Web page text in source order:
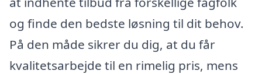
og finde den bedste løsning til dit behov.
På den måde sikrer du dig, at du får
kvalitetsarbejde til en rimelig pris, mens